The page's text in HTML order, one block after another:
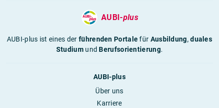
AUBI-plus
AUBI-plus ist eines derführenden Portalefür Ausbildung,duales
StudiumundBerufsorientierung.
AUBI-plus
Über uns
Karriere